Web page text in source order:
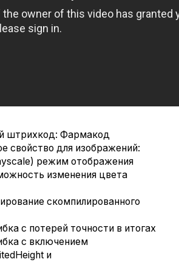
штрихкод: Фармакод
свойство для изображений:
режим отображения
изменения цвета
скомпилированного
с потерей точности в итогах
с включением
и